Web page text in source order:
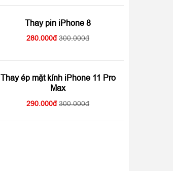
Thay pin iPhone 8
280.000 300.000
Thay ép mặt kính iPhone 11 Pro
Max
290.000 300.000